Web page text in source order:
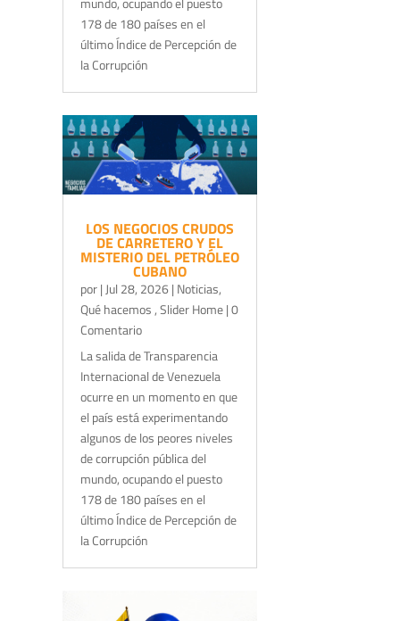
178 de 180 países en el
último Índice de Percepción de
la Corrupción
LOS NEGOCIOS CRUDOS
DE CARRETERO Y EL
MISTERIO DEL PETRÓLEO
CUBANO
por| Jul 28, 2026| Noticias,
Qué hacemos ,Slider Home| 0
Comentario
La salida de Transparencia
Internacional de Venezuela
ocurre en un momento en que
el país está experimentando
algunos de los peores niveles
de corrupción pública del
mundo, ocupando el puesto
178 de 180 países en el
último Índice de Percepción de
la Corrupción